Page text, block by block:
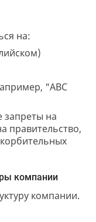
на:
"ABC
на
правительство,
компании
компании.